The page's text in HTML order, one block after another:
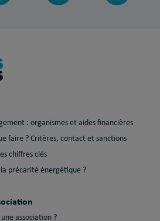
: organismes et aides financières
faire ? Critères, contact et sanctions
chiffres clés
précarité énergétique ?
association ?